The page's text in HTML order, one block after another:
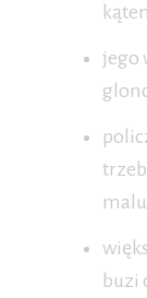
jego
buzi